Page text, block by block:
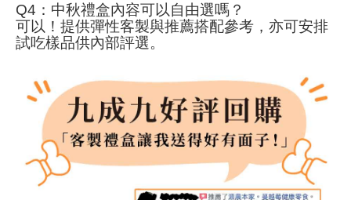
Q4：中秋禮盒內容可以自由選嗎？
可以！提供彈性客製與推薦搭配參考，亦可安排
試吃樣品供內部評選。